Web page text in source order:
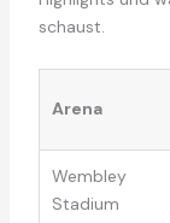
schaust.
Arena
Wembley
Stadium